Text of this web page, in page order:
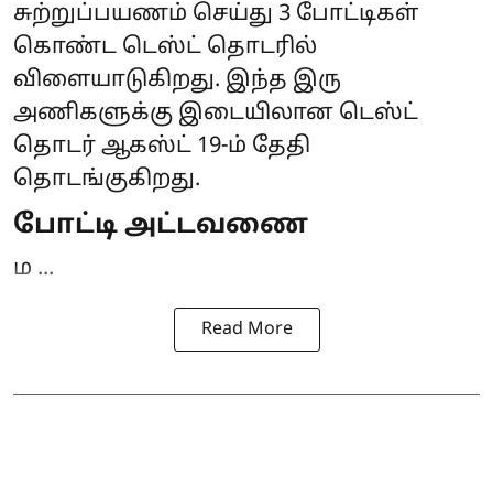
சுற்றுப்பயணம் செய்து 3 போட்டிகள்
கொண்ட டெஸ்ட் தொடரில்
விளையாடுகிறது. இந்த இரு
அணிகளுக்கு இடையிலான டெஸ்ட்
தொடர் ஆகஸ்ட் 19-ம் தேதி
தொடங்குகிறது.
போட்டி அட்டவணை
ம ...
Read More